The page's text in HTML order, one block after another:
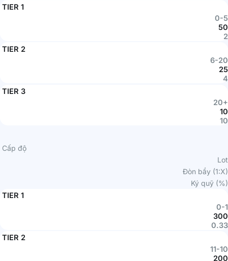
TIER 1
0-5
50
2
TIER 2
6-20
25
4
TIER 3
20+
10
10
Cấp độ
Lot
Đòn bẩy (1:X)
Ký quỹ (%)
TIER 1
0-1
300
0.33
TIER 2
11-10
200